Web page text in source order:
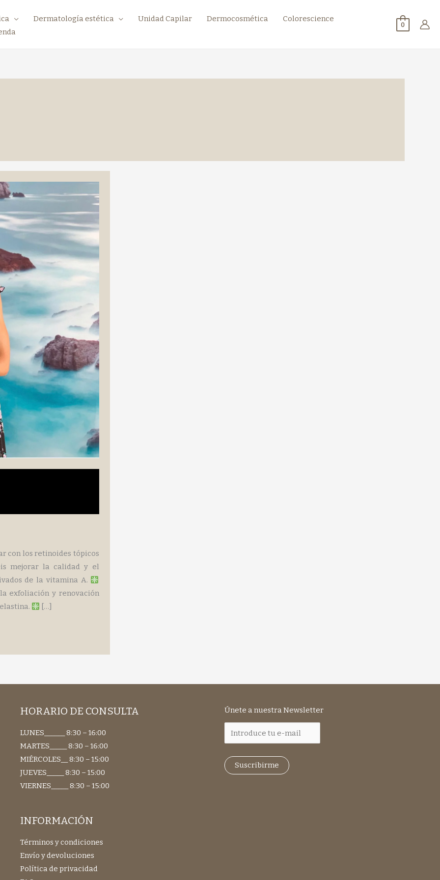
Dermatología estética Unidad Capilar Dermocosmética
Colorescience
0
con los retinoides tópicos
mejorar la calidad y el
de la vitamina A.
exfoliación y renovación
[…]
HORARIO DE CONSULTA
LUNES______ 8:30 – 16:00
MARTES_____ 8:30 – 16:00
MIÉRCOLES__ 8:30 – 15:00
JUEVES_____ 8:30 – 15:00
VIERNES_____ 8:30 – 15:00
INFORMACIÓN
Términos y condiciones
Envío y devoluciones
Política de privacidad
Únete a nuestra Newsletter